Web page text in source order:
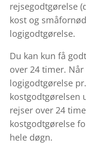
rejsegodtgørelse
kost og
logigodtgørelse.
Du kan kun få
over 24 timer.
logigodtgørelse
kostgodtgørelsen
rejser over 24
kostgodtgørelse
hele døgn.